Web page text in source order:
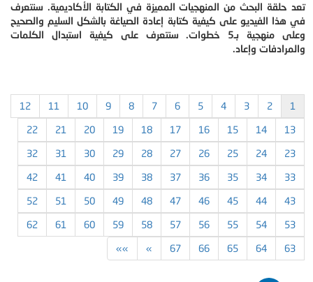
تعد حلقة البحث من المنهجيات المميزة في الكتابة الأكاديمية. سنتعرف
في هذا الفيديو على كيفية كتابة إعادة الصياغة بالشكل السليم والصحيح
وعلى منهجية بـ5 خطوات. سنتعرف على كيفية استبدال الكلمات
والمرادفات وإعاد.
1
2
3
4
5
6
7
8
9
10
11
12
13
14
15
16
17
18
19
20
21
22
23
24
25
26
27
28
29
30
31
32
33
34
35
36
37
38
39
40
41
42
43
44
45
46
47
48
49
50
51
52
53
54
55
56
57
58
59
60
61
62
63
64
65
66
67
»
»»